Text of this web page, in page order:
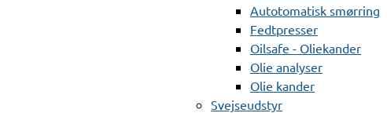
Autotomatisk smørring
Fedtpresser
Oilsafe - Oliekander
Olie analyser
Olie kander
Svejseudstyr